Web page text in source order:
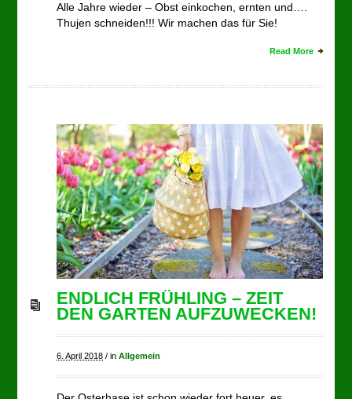
Alle Jahre wieder – Obst einkochen, ernten und….
Thujen schneiden!!! Wir machen das für Sie!
Read More
ENDLICH FRÜHLING – ZEIT
DEN GARTEN AUFZUWECKEN!
6. April 2018 /inAllgemein